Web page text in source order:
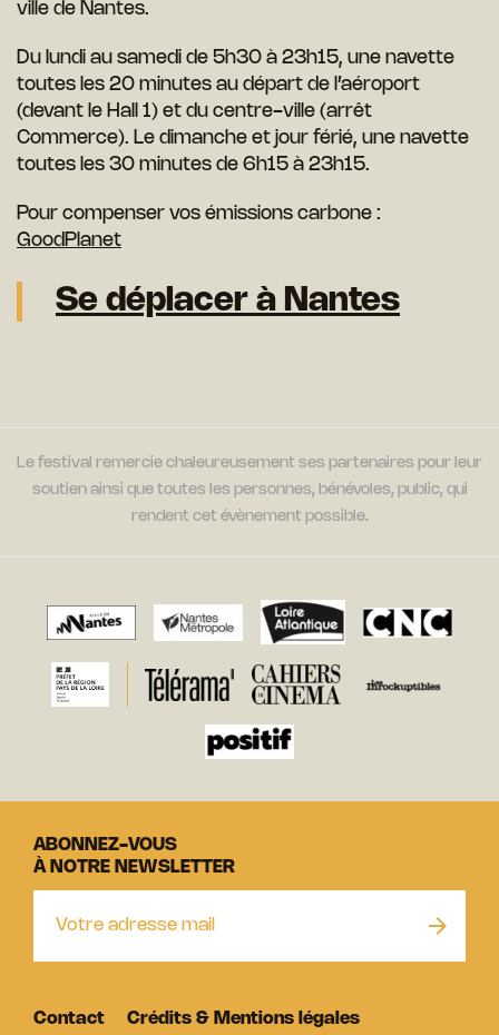
ville de Nantes.
Du lundi au samedi de 5h30 à 23h15, une navette
toutes les 20 minutes au départ de l’aéroport
(devant le Hall 1) et du centre-ville (arrêt
Commerce). Le dimanche et jour férié, une navette
toutes les 30 minutes de 6h15 à 23h15.
Pour compenser vos émissions carbone :
GoodPlanet
Se déplacer à Nantes
Le festival remercie chaleureusement ses partenaires pour leur
soutien ainsi que toutes les personnes, bénévoles, public, qui
rendent cet évènement possible.
ABONNEZ-VOUS
À NOTRE NEWSLETTER
Contact Crédits & Mentions légales